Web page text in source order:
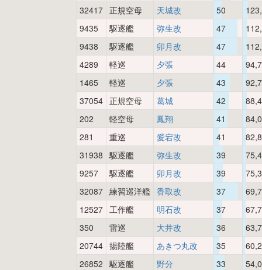
32417 正規空母 天城改 50
9435
駆逐艦 弥生改 47
9438
駆逐艦 卯月改 47
4289
軽巡 夕張 44
1465
軽巡 夕張 43
37054 正規空母 葛城 42
202
軽空母 鳳翔 41
281
重巡 愛宕改 41
31938 駆逐艦 弥生改 39
9257
駆逐艦 卯月改 39
32087 練習巡洋艦 香取改 37
12527 工作艦 明石改 37
350
雷巡 大井改 36
20744 揚陸艦 あきつ丸改 35
26852 駆逐艦 野分 33